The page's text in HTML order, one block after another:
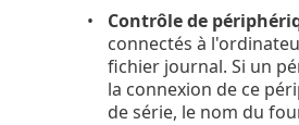
Contrôle de
connectés à
fichier journal. Si un
la connexion de ce
de série, le nom du